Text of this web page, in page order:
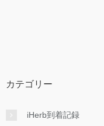
カテゴリー
iHerb到着記録